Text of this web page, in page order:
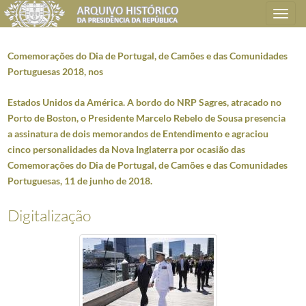
Toggle
navigation
Plano de classificação
Presidência da República
CC0218
Reportagens fotográficas
1959/2021-05-12
000001
Fotografias de Natal do Presidente da República, Aníbal Cavaco Silva
006311
Comemorações do Dia de Portugal, de Camões e das Comunidades
Comemorações do Dia de Portugal, de Camões e das Comunidades
Comemorações do Dia de Portugal, de Camões e das Comunidades
Comemorações do Dia de Portugal, de Camões e das Comunidades
Comemorações do Dia de Portugal, de Camões e das Comunidades
Portuguesas 2018, nos
Estados Unidos da América. A bordo do NRP Sagres, atracado no
Porto de Boston, o Presidente Marcelo Rebelo de Sousa presencia
a assinatura de dois memorandos de Entendimento e agraciou
cinco personalidades da Nova Inglaterra por ocasião das
Comemorações do Dia de Portugal, de Camões e das Comunidades
Portuguesas, 11 de junho de 2018.
Digitalização